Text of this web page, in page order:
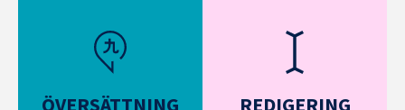
ÖVERSÄTTNING REDIGERING